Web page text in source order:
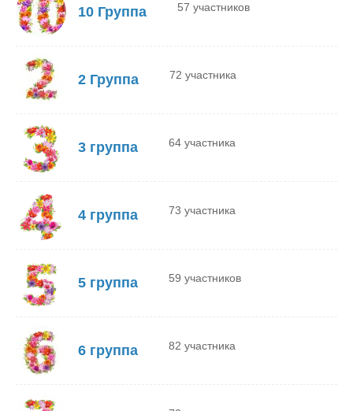
10 Группа 57 участников
2 Группа 72 участника
3 группа 64 участника
4 группа 73 участника
5 группа 59 участников
6 группа 82 участника